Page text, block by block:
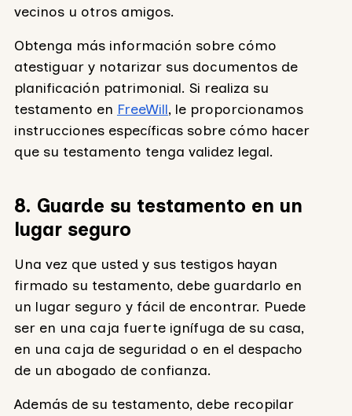
vecinos u otros amigos.
Obtenga más información sobre cómo
atestiguar y notarizar sus documentos de
planificación patrimonial. Si realiza su
testamento en FreeWill, le proporcionamos
instrucciones específicas sobre cómo hacer
que su testamento tenga validez legal.
8. Guarde su testamento en un
lugar seguro
Una vez que usted y sus testigos hayan
firmado su testamento, debe guardarlo en
un lugar seguro y fácil de encontrar. Puede
ser en una caja fuerte ignífuga de su casa,
en una caja de seguridad o en el despacho
de un abogado de confianza.
Además de su testamento, debe recopilar